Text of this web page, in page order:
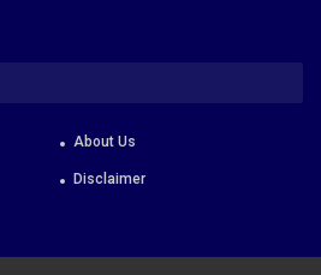
About Us
Disclaimer